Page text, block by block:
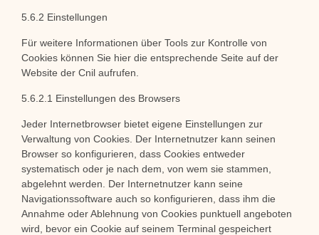
5.6.2 Einstellungen
Für weitere Informationen über Tools zur Kontrolle von
Cookies können Sie hier die entsprechende Seite auf der
Website der Cnil aufrufen.
5.6.2.1 Einstellungen des Browsers
Jeder Internetbrowser bietet eigene Einstellungen zur
Verwaltung von Cookies. Der Internetnutzer kann seinen
Browser so konfigurieren, dass Cookies entweder
systematisch oder je nach dem, von wem sie stammen,
abgelehnt werden. Der Internetnutzer kann seine
Navigationssoftware auch so konfigurieren, dass ihm die
Annahme oder Ablehnung von Cookies punktuell angeboten
wird, bevor ein Cookie auf seinem Terminal gespeichert